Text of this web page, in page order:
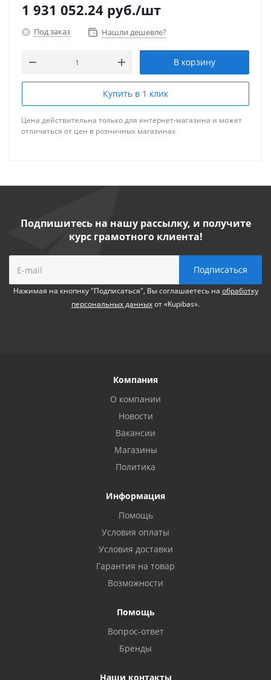
1 931 052.24 руб./шт
Под заказ Нашли дешевле?
В корзину
Купить в 1 клик
Цена действительна только для интернет-магазина и может
отличаться от цен в розничных магазинах
Подпишитесь на нашу рассылку, и получите
курс грамотного клиента!
Нажимая на кнопнку "Подписаться", Вы соглашаетесь на обработку
персональных данныхот «Kupibas».
Компания
О компании
Новости
Вакансии
Магазины
Политика
Информация
Помощь
Условия оплаты
Условия доставки
Гарантия на товар
Возможности
Помощь
Вопрос-ответ
Бренды
Наши контакты